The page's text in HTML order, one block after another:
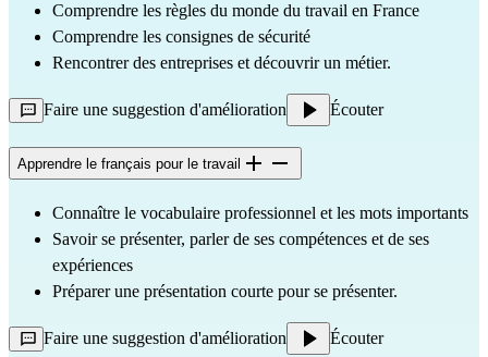
Comprendre les règles du monde du travail en France
Comprendre les consignes de sécurité
Rencontrer des entreprises et découvrir un métier.
Faire une suggestion d'amélioration Écouter
Apprendre le français pour le travail
Connaître le vocabulaire professionnel et les mots importants
Savoir se présenter, parler de ses compétences et de ses
expériences
Préparer une présentation courte pour se présenter.
Faire une suggestion d'amélioration Écouter